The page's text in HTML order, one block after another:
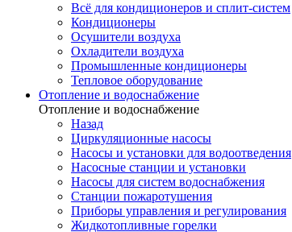
Всё для кондиционеров и сплит-систем
Кондиционеры
Осушители воздуха
Охладители воздуха
Промышленные кондиционеры
Тепловое оборудование
Отопление и водоснабжение
Отопление и водоснабжение
Назад
Циркуляционные насосы
Насосы и установки для водоотведения
Насосные станции и установки
Насосы для систем водоснабжения
Станции пожаротушения
Приборы управления и регулирования
Жидкотопливные горелки